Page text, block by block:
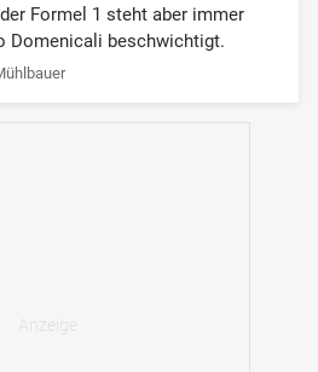
Formel 1 steht aber immer
Domenicali beschwichtigt.